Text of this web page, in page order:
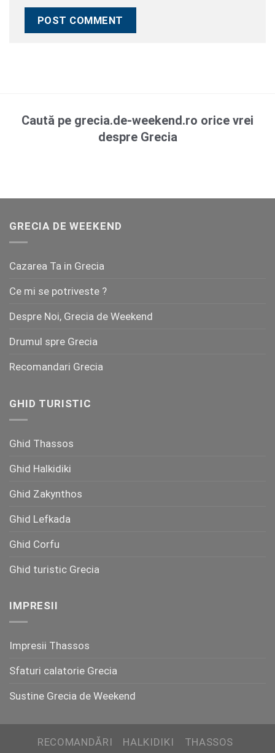
Caută pe grecia.de-weekend.ro orice vrei
despre Grecia
GRECIA DE WEEKEND
Cazarea Ta in Grecia
Ce mi se potriveste ?
Despre Noi, Grecia de Weekend
Drumul spre Grecia
Recomandari Grecia
GHID TURISTIC
Ghid Thassos
Ghid Halkidiki
Ghid Zakynthos
Ghid Lefkada
Ghid Corfu
Ghid turistic Grecia
IMPRESII
Impresii Thassos
Sfaturi calatorie Grecia
Sustine Grecia de Weekend
RECOMANDĂRI HALKIDIKI
THASSOS